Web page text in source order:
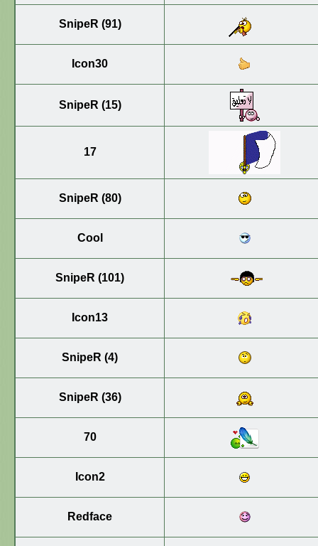
SnipeR (91)
Icon30
SnipeR (15)
17
SnipeR (80)
Cool
SnipeR (101)
Icon13
SnipeR (4)
SnipeR (36)
70
Icon2
Redface